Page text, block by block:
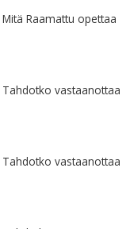
Mitä Raamattu opettaa
Tahdotko vastaanottaa
Tahdotko vastaanottaa